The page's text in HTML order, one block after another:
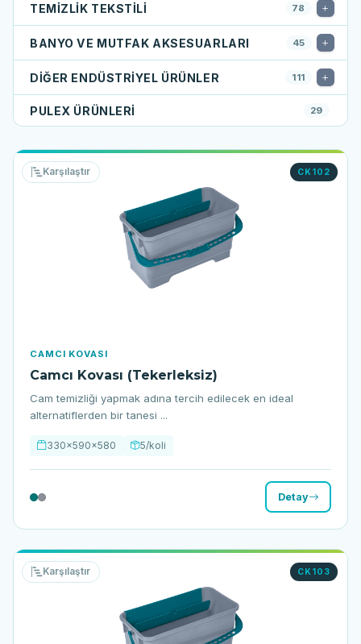
TEMIZLIK TEKSTILI 78
BANYO VE MUTFAK AKSESUARLARI 45
DIĞER ENDÜSTRIYEL ÜRÜNLER 111
PULEX ÜRÜNLERI 29
CK102
Karşılaştır
CAMCI KOVASI
Camcı Kovası (Tekerleksiz)
Cam temizliği yapmak adına tercih edilecek en ideal
alternatiflerden bir tanesi ...
330x590x580 5/koli
Detay
CK103
Karşılaştır